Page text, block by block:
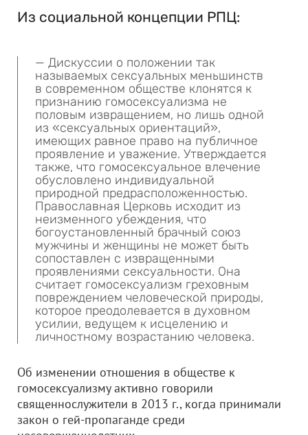
Из социальной концепции РПЦ:
— Дискуссии о положении так
называемых сексуальных меньшинств
в современном обществе клонятся к
признанию гомосексуализма не
половым извращением, но лишь одной
из «сексуальных ориентаций»,
имеющих равное право на публичное
проявление и уважение. Утверждается
также, что гомосексуальное влечение
обусловлено индивидуальной
природной предрасположенностью.
Православная Церковь исходит из
неизменного убеждения, что
богоустановленный брачный союз
мужчины и женщины не может быть
сопоставлен с извращенными
проявлениями сексуальности. Она
считает гомосексуализм греховным
повреждением человеческой природы,
которое преодолевается в духовном
усилии, ведущем к исцелению и
личностному возрастанию человека.
Об изменении отношения в обществе к
гомосексуализму активно говорили
священнослужители в 2013 г., когда принимали
закон о гей-пропаганде среди